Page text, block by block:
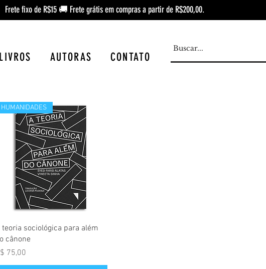
Frete fixo de R$15 🚚 Frete grátis em compras a partir de R$200,00.
LIVROS AUTORAS CONTATO
HUMANIDADES
teoria sociológica para além
cânone
75,00